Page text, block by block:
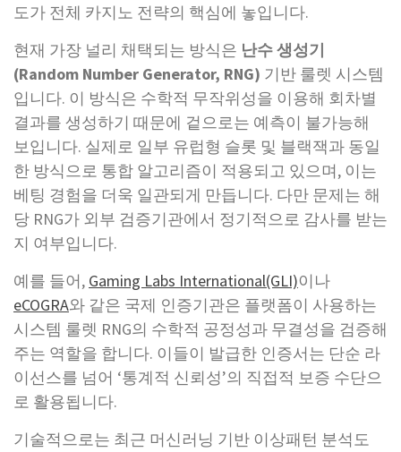
도가 전체 카지노 전략의 핵심에 놓입니다.
현재 가장 널리 채택되는 방식은 난수 생성기
(Random Number Generator, RNG) 기반 룰렛 시스템
입니다. 이 방식은 수학적 무작위성을 이용해 회차별
결과를 생성하기 때문에 겉으로는 예측이 불가능해
보입니다. 실제로 일부 유럽형 슬롯 및 블랙잭과 동일
한 방식으로 통합 알고리즘이 적용되고 있으며, 이는
베팅 경험을 더욱 일관되게 만듭니다. 다만 문제는 해
당 RNG가 외부 검증기관에서 정기적으로 감사를 받는
지 여부입니다.
예를 들어, Gaming Labs International(GLI)이나
eCOGRA와 같은 국제 인증기관은 플랫폼이 사용하는
시스템 룰렛 RNG의 수학적 공정성과 무결성을 검증해
주는 역할을 합니다. 이들이 발급한 인증서는 단순 라
이선스를 넘어 ‘통계적 신뢰성’의 직접적 보증 수단으
로 활용됩니다.
기술적으로는 최근 머신러닝 기반 이상패턴 분석도